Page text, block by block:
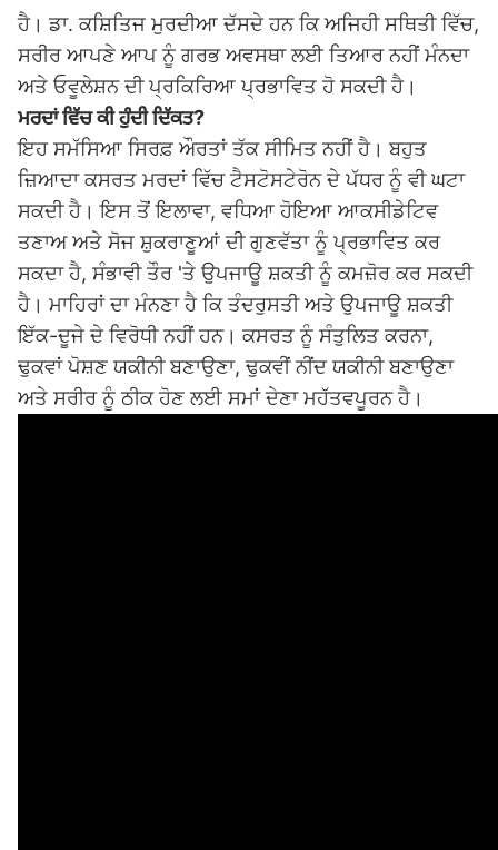
ਹੈ। ਡਾ. ਕਸ਼ਿਤਿਜ ਮੁਰਦੀਆ ਦੱਸਦੇ ਹਨ ਕਿ ਅਜਿਹੀ ਸਥਿਤੀ ਵਿੱਚ,
ਸਰੀਰ ਆਪਣੇ ਆਪ ਨੂੰ ਗਰਭ ਅਵਸਥਾ ਲਈ ਤਿਆਰ ਨਹੀਂ ਮੰਨਦਾ
ਅਤੇ ਓਵੂਲੇਸ਼ਨ ਦੀ ਪ੍ਰਕਿਰਿਆ ਪ੍ਰਭਾਵਿਤ ਹੋ ਸਕਦੀ ਹੈ।
ਮਰਦਾਂ ਵਿੱਚ ਕੀ ਹੁੰਦੀ ਦਿੱਕਤ?
ਇਹ ਸਮੱਸਿਆ ਸਿਰਫ਼ ਔਰਤਾਂ ਤੱਕ ਸੀਮਿਤ ਨਹੀਂ ਹੈ। ਬਹੁਤ
ਜ਼ਿਆਦਾ ਕਸਰਤ ਮਰਦਾਂ ਵਿੱਚ ਟੈਸਟੋਸਟੇਰੋਨ ਦੇ ਪੱਧਰ ਨੂੰ ਵੀ ਘਟਾ
ਸਕਦੀ ਹੈ। ਇਸ ਤੋਂ ਇਲਾਵਾ, ਵਧਿਆ ਹੋਇਆ ਆਕਸੀਡੇਟਿਵ
ਤਣਾਅ ਅਤੇ ਸੋਜ ਸ਼ੁਕਰਾਣੂਆਂ ਦੀ ਗੁਣਵੱਤਾ ਨੂੰ ਪ੍ਰਭਾਵਿਤ ਕਰ
ਸਕਦਾ ਹੈ, ਸੰਭਾਵੀ ਤੌਰ 'ਤੇ ਉਪਜਾਊ ਸ਼ਕਤੀ ਨੂੰ ਕਮਜ਼ੋਰ ਕਰ ਸਕਦੀ
ਹੈ। ਮਾਹਿਰਾਂ ਦਾ ਮੰਨਣਾ ਹੈ ਕਿ ਤੰਦਰੁਸਤੀ ਅਤੇ ਉਪਜਾਊ ਸ਼ਕਤੀ
ਇੱਕ-ਦੂਜੇ ਦੇ ਵਿਰੋਧੀ ਨਹੀਂ ਹਨ। ਕਸਰਤ ਨੂੰ ਸੰਤੁਲਿਤ ਕਰਨਾ,
ਢੁਕਵਾਂ ਪੋਸ਼ਣ ਯਕੀਨੀ ਬਣਾਉਣਾ, ਢੁਕਵੀਂ ਨੀਂਦ ਯਕੀਨੀ ਬਣਾਉਣਾ
ਅਤੇ ਸਰੀਰ ਨੂੰ ਠੀਕ ਹੋਣ ਲਈ ਸਮਾਂ ਦੇਣਾ ਮਹੱਤਵਪੂਰਨ ਹੈ।